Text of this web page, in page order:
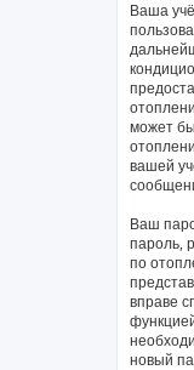
Ваша
может
вашей
Ваш
пароль,
по
вправе
новый